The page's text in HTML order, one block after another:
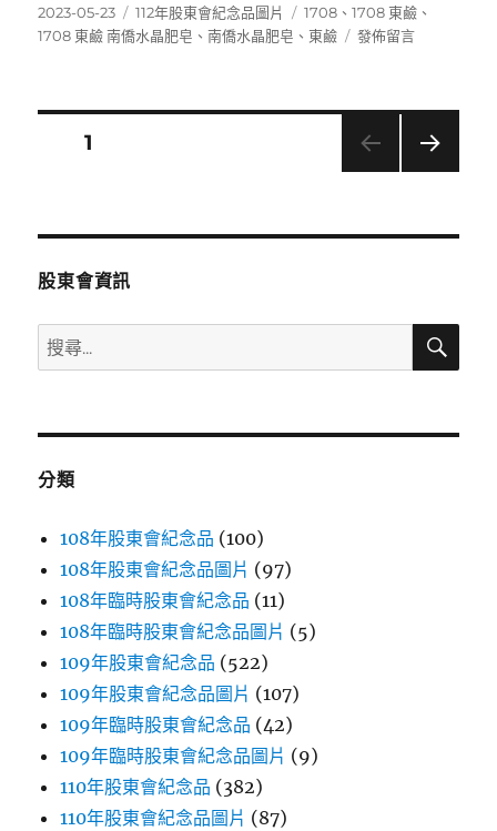
發
佈
2023-05-23
分
類
112年股東會紀念品圖片
標
籤
1708 、1708 東鹼 、
1708 東鹼 南僑水晶肥皂 、南僑水晶肥皂 、 東鹼
在
僑
水
皂〉
發佈留言
分
頁次1
股東會資訊
搜
尋
鍵
搜
分類
108年股東會紀念品 (100)
108年股東會紀念品圖片 (97)
108年臨時股東會紀念品 (11)
108年臨時股東會紀念品圖片 (5)
109年股東會紀念品 (522)
109年股東會紀念品圖片 (107)
109年臨時股東會紀念品 (42)
109年臨時股東會紀念品圖片 (9)
110年股東會紀念品 (382)
110年股東會紀念品圖片 (87)